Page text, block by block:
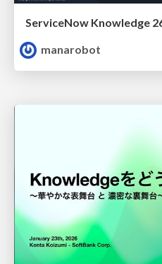
ServiceNow Knowledge
manarobot